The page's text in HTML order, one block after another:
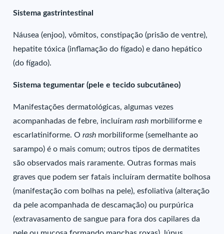
Sistema gastrintestinal
Náusea (enjoo), vômitos, constipação (prisão de ventre),
hepatite tóxica (inflamação do fígado) e dano hepático
(do fígado).
Sistema tegumentar (pele e tecido subcutâneo)
Manifestações dermatológicas, algumas vezes
acompanhadas de febre, incluíramrash morbiliforme e
escarlatiniforme. Orash morbiliforme (semelhante ao
sarampo) é o mais comum; outros tipos de dermatites
são observados mais raramente. Outras formas mais
graves que podem ser fatais incluíram dermatite bolhosa
(manifestação com bolhas na pele), esfoliativa (alteração
da pele acompanhada de descamação) ou purpúrica
(extravasamento de sangue para fora dos capilares da